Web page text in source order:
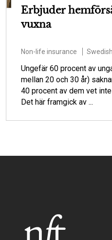
Erbjuder
vuxna
Non-life insurance Swedish
Ungefär 60 procent av
mellan 20 och 30 år)
40 procent av dem vet
Det här framgick av ...